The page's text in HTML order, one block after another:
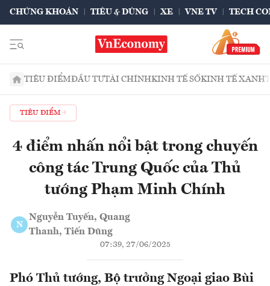
CHỨNG KHOÁN TIÊU & DÙNG XE VNE TV TECH
TIÊU ĐIỂMĐẦU TƯTÀI CHÍNHKINH TẾ SỐKINH TẾ XANH
TIÊU ĐIỂM
4 điểm nhấn nổi bật trong chuyến
công tác Trung Quốc của Thủ
tướng Phạm Minh Chính
N
Nguyễn Tuyến, Quang
Thanh, Tiến Dũng
07:39, 27/06/2025
Phó Thủ tướng, Bộ trưởng Ngoại giao Bùi